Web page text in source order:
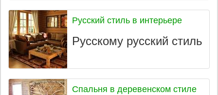
Русский стиль в интерьере
Русскому русский стиль
Спальня в деревенском стиле